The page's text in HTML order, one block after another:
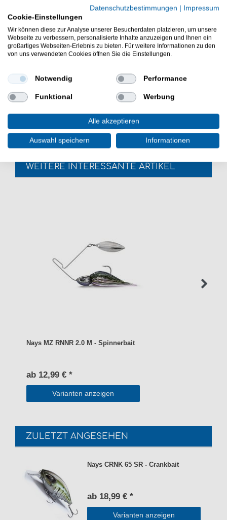
Gewicht: 12.4g
Lauftiefe: 0.5 –1.5m
BKK Spear 21-SS Größe 6
schwimmend
Der Nays CRNK 65 SR Crankbait ist eine gute Wahl
beim aktiven Kunstköderangeln. Guter Wobbler für das
WEITERE INTERESSANTE ARTIKEL
Nays MZ RNNR 2.0 M - Spinnerbait
ab 12,99 € *
Varianten anzeigen
ZULETZT ANGESEHEN
Nays CRNK 65 SR - Crankbait
ab 18,99 € *
Varianten anzeigen
Datenschutzbestimmungen | Impressum
Cookie-Einstellungen
Wir können diese zur Analyse unserer Besucherdaten platzieren, um unsere
Webseite zu verbessern, personalisierte Inhalte anzuzeigen und Ihnen ein
großartiges Webseiten-Erlebnis zu bieten. Für weitere Informationen zu den
von uns verwendeten Cookies öffnen Sie die Einstellungen.
Notwendig Performance
Funktional Werbung
Alle akzeptieren
Auswahl speichern Informationen